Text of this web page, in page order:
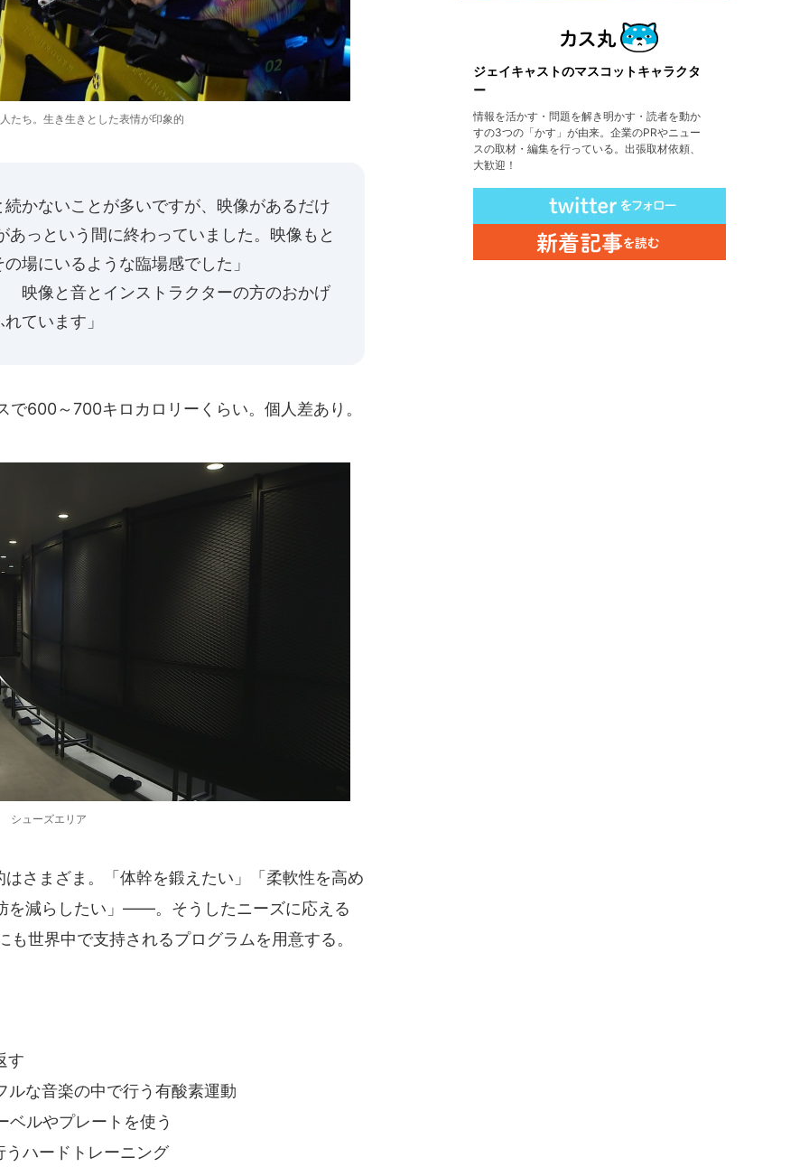
たち。生き生きとした表情が印象的
かないことが多いですが、映像があるだけ
っという間に終わっていました。映像もと
場にいるような臨場感でした」
映像と音とインストラクターの方のおかげ
ています」
600～700キロカロリーくらい。個人差あり。
シューズエリア
さまざま。「体幹を鍛えたい」「柔軟性を高め
を減らしたい」――。そうしたニーズに応える
世界中で支持されるプログラムを用意する。
す
ルな音楽の中で行う有酸素運動
ベルやプレートを使う
うハードトレーニング
ジェイキャストのマスコットキャラクタ
ー
情報を活かす・問題を解き明かす・読者を動か
すの3つの「かす」が由来。企業のPRやニュー
スの取材・編集を行っている。出張取材依頼、
大歓迎！